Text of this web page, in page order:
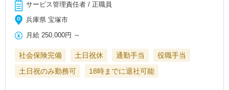
サービス管理責任者 / 正職員
兵庫県 宝塚市
月給 250,000円 ～
社会保険完備 土日祝休 通勤手当
役職手当
土日祝のみ勤務可
18時までに退社可能